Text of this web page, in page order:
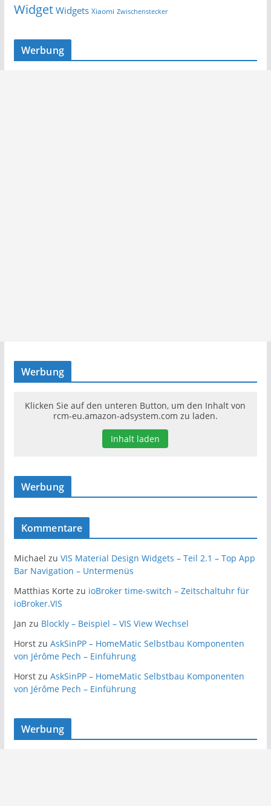
Widget Widgets Xiaomi Zwischenstecker
Werbung
Werbung
Klicken Sie auf den unteren Button, um den Inhalt von
rcm-eu.amazon-adsystem.com zu laden.
Inhalt laden
Werbung
Kommentare
Michael zu VIS Material Design Widgets – Teil 2.1 – Top App
Bar Navigation – Untermenüs
Matthias Korte zu ioBroker time-switch – Zeitschaltuhr für
ioBroker.VIS
Jan zu Blockly – Beispiel – VIS View Wechsel
Horstzu AskSinPP – HomeMatic Selbstbau Komponenten
von Jérôme Pech – Einführung
Horstzu AskSinPP – HomeMatic Selbstbau Komponenten
von Jérôme Pech – Einführung
Werbung